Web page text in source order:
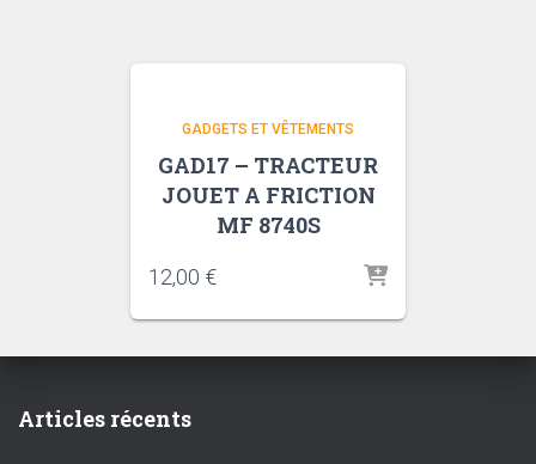
GADGETS ET VÊTEMENTS
GAD17 – TRACTEUR
JOUET A FRICTION
MF 8740S
12,00 €
Articles récents